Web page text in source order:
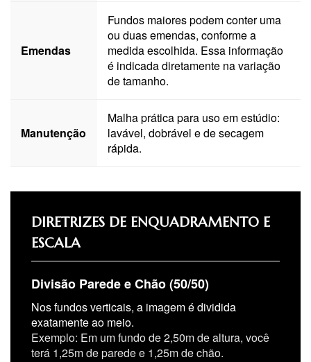
Emendas
Fundos maiores podem conter uma
ou duas emendas, conforme a
medida escolhida. Essa informação
é indicada diretamente na variação
de tamanho.
Manutenção
Malha prática para uso em estúdio:
lavável, dobrável e de secagem
rápida.
DIRETRIZES DE ENQUADRAMENTO E
ESCALA
Divisão Parede e Chão (50/50)
Nos fundos verticais, a imagem é dividida
exatamente ao meio.
Exemplo: Em um fundo de 2,50m de altura, você
terá 1,25m de parede e 1,25m de chão.